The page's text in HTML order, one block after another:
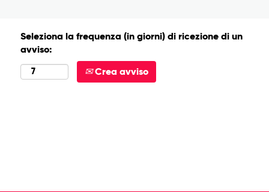
Seleziona la frequenza (in giorni) di ricezione di un
avviso:
Crea avviso